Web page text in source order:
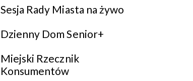
Sesja Rady Miasta na żywo
Dzienny Dom Senior+
Miejski Rzecznik
Konsumentów